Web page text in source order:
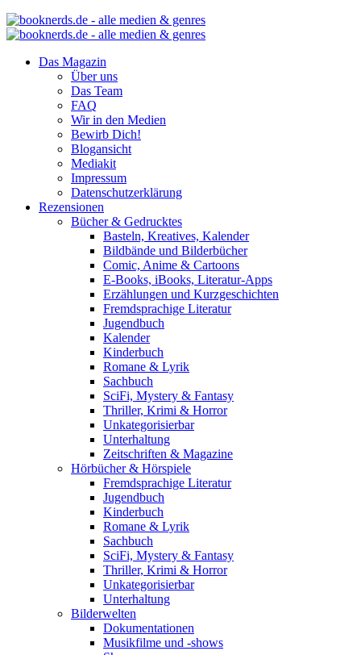
Das Magazin
Über uns
Das Team
FAQ
Wir in den Medien
Bewirb Dich!
Blogansicht
Mediakit
Impressum
Datenschutzerklärung
Rezensionen
Bücher & Gedrucktes
Basteln, Kreatives, Kalender
Bildbände und Bilderbücher
Comic, Anime & Cartoons
E-Books, iBooks, Literatur-Apps
Erzählungen und Kurzgeschichten
Fremdsprachige Literatur
Jugendbuch
Kalender
Kinderbuch
Romane & Lyrik
Sachbuch
SciFi, Mystery & Fantasy
Thriller, Krimi & Horror
Unkategorisierbar
Unterhaltung
Zeitschriften & Magazine
Hörbücher & Hörspiele
Fremdsprachige Literatur
Jugendbuch
Kinderbuch
Romane & Lyrik
Sachbuch
SciFi, Mystery & Fantasy
Thriller, Krimi & Horror
Unkategorisierbar
Unterhaltung
Bilderwelten
Dokumentationen
Musikfilme und -shows